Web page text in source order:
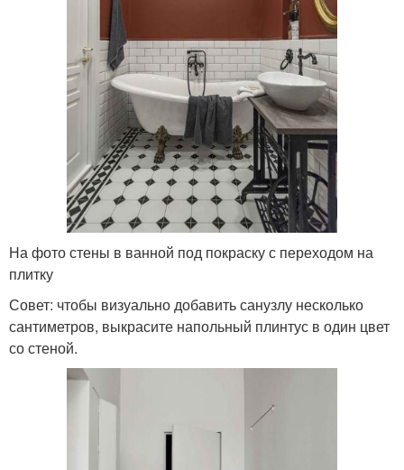
На фото стены в ванной под покраску с переходом на
плитку
Совет: чтобы визуально добавить санузлу несколько
сантиметров, выкрасите напольный плинтус в один цвет
со стеной.